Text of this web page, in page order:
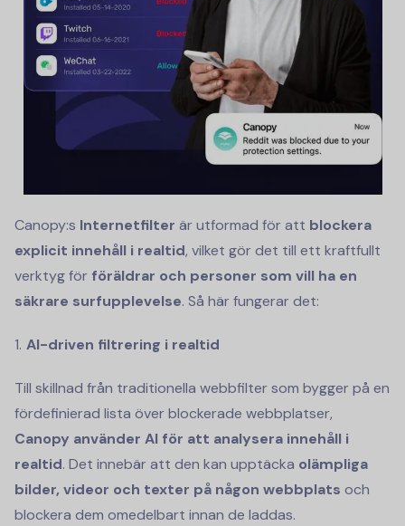
Canopy:s Internetfilter är utformad för att blockera
explicit innehåll i realtid, vilket gör det till ett kraftfullt
verktyg för föräldrar och personer som vill ha en
säkrare surfupplevelse. Så här fungerar det:
AI-driven filtrering i realtid
Till skillnad från traditionella webbfilter som bygger på en
fördefinierad lista över blockerade webbplatser,
Canopy använder AI för att analysera innehåll i
realtid. Det innebär att den kan upptäcka olämpliga
bilder, videor och texter på någon webbplats och
blockera dem omedelbart innan de laddas.